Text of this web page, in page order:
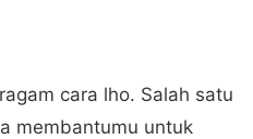
cara lho. Salah satu
membantumu untuk